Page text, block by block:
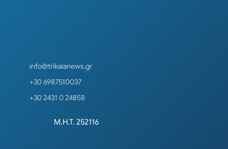
info@trikalanews.gr
+30 6987510037
+30 2431 0 24858
Μ.Η.Τ. 252116